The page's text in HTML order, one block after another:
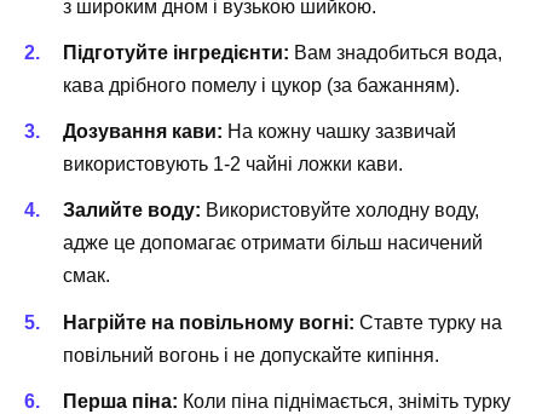
з широким дном і вузькою шийкою.
Підготуйте інгредієнти: Вам знадобиться вода,
кава дрібного помелу і цукор (за бажанням).
Дозування кави: На кожну чашку зазвичай
використовують 1-2 чайні ложки кави.
Залийте воду: Використовуйте холодну воду,
адже це допомагає отримати більш насичений
смак.
Нагрійте на повільному вогні: Ставте турку на
повільний вогонь і не допускайте кипіння.
Перша піна: Коли піна піднімається, зніміть турку